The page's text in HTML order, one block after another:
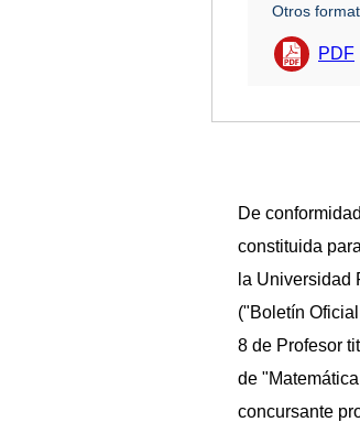
Otros
PDF
De
constituida
la Universidad
("Boletín
8 de Profesor
de
concursante